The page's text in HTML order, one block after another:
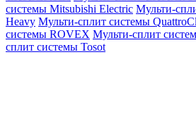
системы Mitsubishi Electric Мульти-
Heavy Мульти-сплит системы
системы ROVEX Мульти-сплит
сплит системы Tosot